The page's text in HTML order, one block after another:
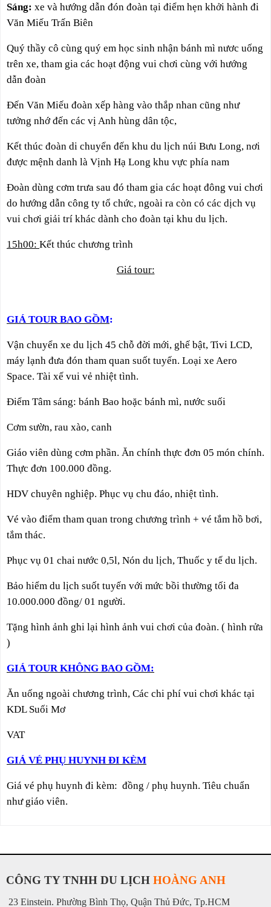
Sáng: xe và hướng dẫn đón đoàn tại điểm hẹn khởi hành đi
Văn Miếu Trấn Biên
Quý thầy cô cùng quý em học sinh nhận bánh mì nươc uống
trên xe, tham gia các hoạt động vui chơi cùng với hướng
dẫn đoàn
Đến Văn Miếu đoàn xếp hàng vào thắp nhan cũng như
tưởng nhớ đến các vị Anh hùng dân tộc,
Kết thúc đoàn di chuyển đến khu du lịch núi Bưu Long, nơi
được mệnh danh là Vịnh Hạ Long khu vực phía nam
Đoàn dùng cơm trưa sau đó tham gia các hoạt đông vui chơi
do hướng dẫn công ty tổ chức, ngoài ra còn có các dịch vụ
vui chơi giải trí khác dành cho đoàn tại khu du lịch.
15h00: Kết thúc chương trình
Giá tour:
GIÁ TOUR BAO GỒM:
Vận chuyển xe du lịch 45 chỗ đời mới, ghế bật, Tivi LCD,
máy lạnh đưa đón tham quan suốt tuyến. Loại xe Aero
Space. Tài xế vui vẻ nhiệt tình.
Điểm Tâm sáng: bánh Bao hoặc bánh mì, nước suối
Cơm sườn, rau xào, canh
Giáo viên dùng cơm phần. Ăn chính thực đơn 05 món chính.
Thực đơn 100.000 đồng.
HDV chuyên nghiệp. Phục vụ chu đáo, nhiệt tình.
Vé vào điểm tham quan trong chương trình + vé tắm hồ bơi,
tắm thác.
Phục vụ 01 chai nước 0,5l, Nón du lịch, Thuốc y tế du lịch.
Bảo hiểm du lịch suốt tuyến với mức bồi thường tối đa
10.000.000 đồng/ 01 người.
Tặng hình ảnh ghi lại hình ảnh vui chơi của đoàn. ( hình rửa
)
GIÁ TOUR KHÔNG BAO GỒM:
Ăn uống ngoài chương trình, Các chi phí vui chơi khác tại
KDL Suối Mơ
VAT
GIÁ VÉ PHỤ HUYNH ĐI KÈM
Giá vé phụ huynh đi kèm: đồng / phụ huynh. Tiêu chuẩn
như giáo viên.
CÔNG TY TNHH DU LỊCH HOÀNG ANH
23 Einstein. Phường Bình Thọ, Quận Thủ Đức, Tp.HCM